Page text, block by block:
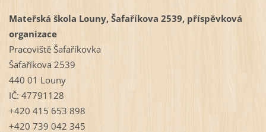
Mateřská škola Louny, Šafaříkova 2539, příspěvková
organizace
Pracoviště Šafaříkovka
Šafaříkova 2539
440 01 Louny
IČ: 47791128
+420 415 653 898
+420 739 042 345